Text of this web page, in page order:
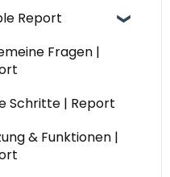
& Funktionen |
| Assist
& Funktionen |
Sprache
Modul |
Fragen |
| Audit
& Funktionen |
Report
Fragen |
Schritte | Report
& Funktionen |